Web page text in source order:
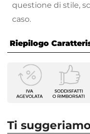
questione di stile,
caso.
Riepilogo
Caratteristiche
Tipologia
Colonna Doccia
Ti